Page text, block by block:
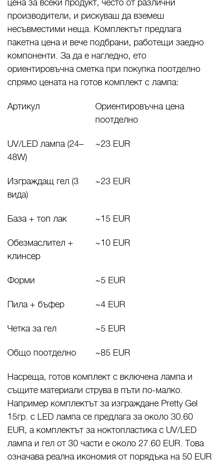
цена за всеки продукт, често от различни
производители, и рискуваш да вземеш
несъвместими неща. Комплектът предлага
пакетна цена и вече подбрани, работещи заедно
компоненти. За да е нагледно, ето
ориентировъчна сметка при покупка поотделно
спрямо цената на готов комплект с лампа:
Артикул
Ориентировъчна цена
поотделно
UV/LED лампа (24–
48W)
~23 EUR
Изграждащ гел (3
вида)
~23 EUR
База + топ лак ~15 EUR
Обезмаслител +
клинсер
~10 EUR
Форми ~5 EUR
Пила + бъфер ~4 EUR
Четка за гел ~5 EUR
Общо поотделно ~85 EUR
Насреща, готов комплект с включена лампа и
същите материали струва в пъти по-малко.
Например комплектът за изграждане Pretty Gel
15гр. с LED лампа се предлага за около 30.60
EUR, а комплектът за ноктопластика с UV/LED
лампа и гел от 30 части е около 27.60 EUR. Това
означава реална икономия от порядъка на 50 EUR